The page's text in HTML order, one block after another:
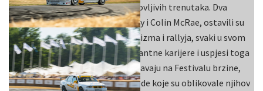
iznimno uzbudljiva i puna neponovljivih trenutaka. Dva
izvanredna sportaša, Carl Fogarty i Colin McRae, ostavili su
neizbrisiv trag u svijetu motociklizma i rallyja, svaki u svom
segmentu sporta. Njihove fascinantne karijere i uspjesi toga
vremena danas se ponovno oživljavaju na Festivalu brzine,
gdje se obilježavaju ključne pobjede koje su oblikovale njihov